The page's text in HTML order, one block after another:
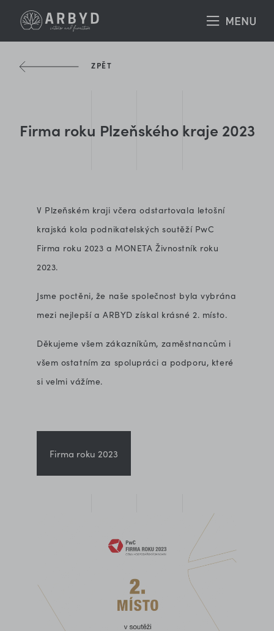
Firma roku Plzeňského kraje 2023
ZPĚT
V Plzeňském kraji včera odstartovala letošní
krajská kola podnikatelských soutěží PwC
Firma roku 2023 a MONETA Živnostník roku
2023.
Jsme poctěni, že naše společnost byla vybrána
mezi nejlepší a ARBYD získal krásné 2. místo.
Děkujeme všem zákazníkům, zaměstnancům i
všem ostatním za spolupráci a podporu, které
si velmi vážíme.
Firma roku 2023